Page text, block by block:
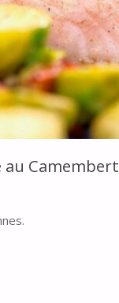
au Camembert